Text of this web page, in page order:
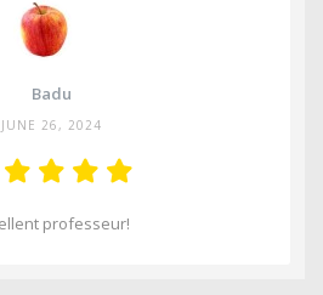
Badu
JUNE 26, 2024
professeur!